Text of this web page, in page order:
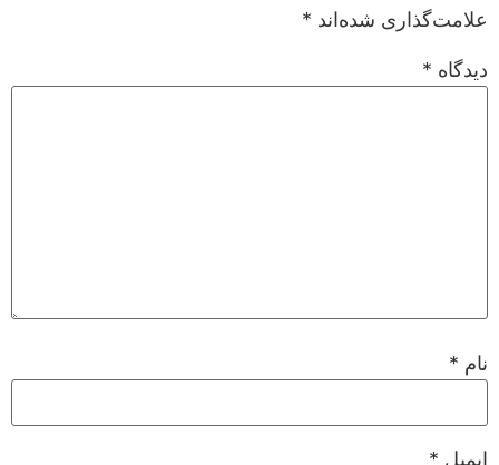
علامت‌گذاری شده‌اند *
دیدگاه *
نام *
ایمیل *